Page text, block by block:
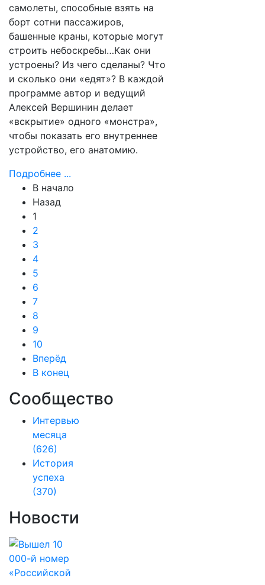
самолеты, способные взять на
борт сотни пассажиров,
башенные краны, которые могут
строить небоскребы…Как они
устроены? Из чего сделаны? Что
и сколько они «едят»? В каждой
программе автор и ведущий
Алексей Вершинин делает
«вскрытие» одного «монстра»,
чтобы показать его внутреннее
устройство, его анатомию.
Подробнее ...
В начало
Назад
1
2
3
4
5
6
7
8
9
10
Вперёд
В конец
Сообщество
Интервью
месяца
(626)
История
успеха
(370)
Новости